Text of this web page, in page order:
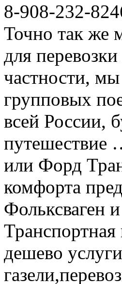
8-908-232-
Точно так же
для
частности,
групповых
всей России,
путешествие
или Форд
комфорта
Фольксваген
Транспортная
дешево